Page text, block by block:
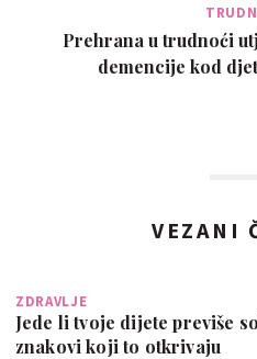
Prehrana u trudnoći
demencije kod
VEZANI
ZDRAVLJE
Jede li tvoje dijete previše
znakovi koji to otkrivaju